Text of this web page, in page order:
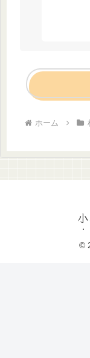
ホーム
©